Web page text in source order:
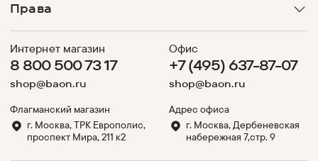
Права
Интернет магазин
8 800 500 73 17
shop@baon.ru
Флагманский магазин
г. Москва, ТРК Европолис,
проспект Мира, 211 к2
Офис
+7 (495) 637-87-07
shop@baon.ru
Адрес офиса
г. Москва, Дербеневская
набережная 7,стр. 9